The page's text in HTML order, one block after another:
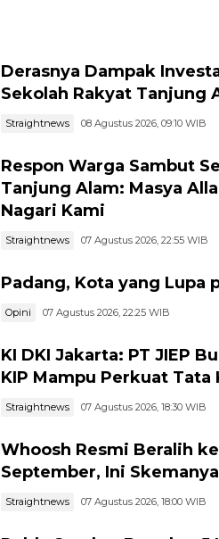
Derasnya Dampak
Sekolah Rakyat Tanjung
Straightnews 08 Agustus 2026, 09:10 WIB
Respon Warga Sambut
Tanjung Alam: Masya
Nagari Kami
Straightnews 07 Agustus 2026, 22:55 WIB
Padang, Kota yang Lupa
Opini 07 Agustus 2026, 22:25 WIB
KI DKI Jakarta: PT JIEP
KIP Mampu Perkuat Tata
Straightnews 07 Agustus 2026, 18:30 WIB
Whoosh Resmi Beralih
September, Ini Skemanya
Straightnews 07 Agustus 2026, 18:00 WIB